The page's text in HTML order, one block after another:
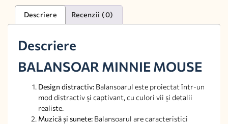
Descriere Recenzii (0)
Descriere
BALANSOAR MINNIE MOUSE
Design distractiv: Balansoarul este proiectat într-un
mod distractiv și captivant, cu culori vii și detalii
realiste.
Muzică și sunete: Balansoarul are caracteristici